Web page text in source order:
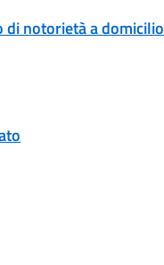
di notorietà a domicilio